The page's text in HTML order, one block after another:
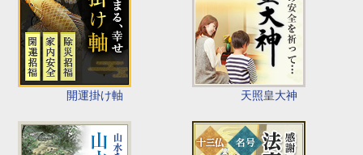
開運掛け軸 天照皇大神